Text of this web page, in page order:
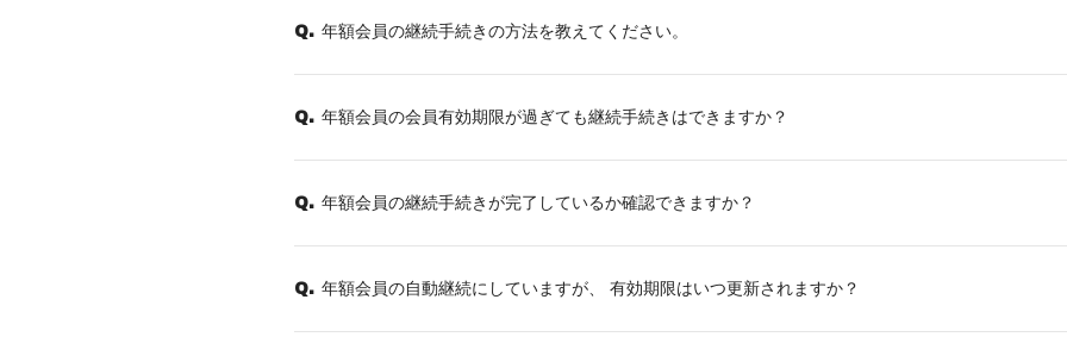
Q. 年額会員の継続手続きの方法を教えてください。
Q. 年額会員の会員有効期限が過ぎても継続手続きはできますか？
Q. 年額会員の継続手続きが完了しているか確認できますか？
Q. 年額会員の自動継続にしていますが、 有効期限はいつ更新されますか？